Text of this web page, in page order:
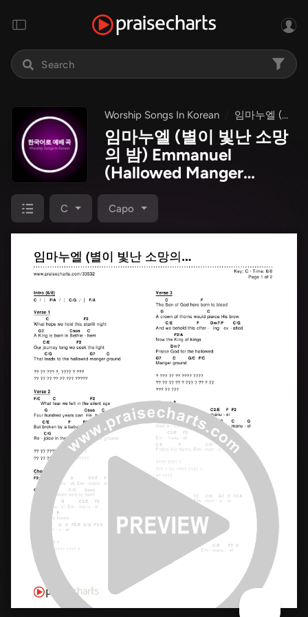
Worship Songs In Korean 임마누엘 (별이 빛난 소망의 밤) Emmanuel (Hallowed Manger Ground))
임마누엘 (별이 빛난 소망
의 밤) Emmanuel
(Hallowed Manger
Ground)) Chords PDF
C Capo